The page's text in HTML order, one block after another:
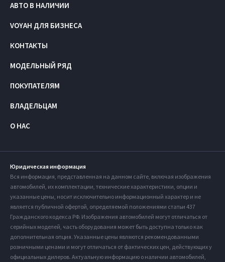
АВТО В НАЛИЧИИ
VOYAH ДЛЯ БИЗНЕСА
КОНТАКТЫ
МОДЕЛЬНЫЙ РЯД
ПОКУПАТЕЛЯМ
ВЛАДЕЛЬЦАМ
О НАС
Юридическая информация
Вся информация, представленная на данном сайте, включая изображения
автомобилей, их комплектации, технические характеристики, опции и
указанные цены, носит исключительно информационный характер и не
является публичной офертой, определяемой положениями статьи 437
Гражданского кодекса РФ. Изображения автомобилей могут отличаться от
серийных моделей, часть оборудования может быть доступна только как
дополнительная опция. Указанные цены являются рекомендованными
розничными ценами и могут отличаться от фактических цен, действующих у
официальных дилеров. Актуальную информацию о наличии автомобилей,